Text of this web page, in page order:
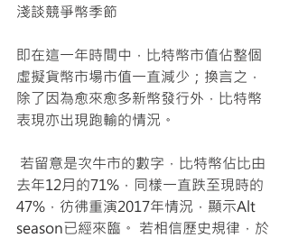
淺談競爭幣季節
即在這一年時間中，比特幣市值佔整個
虛擬貨幣市場市值一直減少；換言之，
除了因為愈來愈多新幣發行外，比特幣
表現亦出現跑輸的情況。
去年12月的71%，同樣一直跌至現時的
47%，彷彿重演2017年情況，顯示Alt
season已經來臨。 若相信歷史規律，於